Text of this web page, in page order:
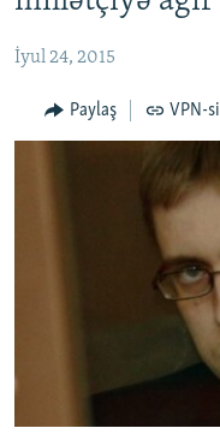
qayıt
Axtarışa
keç
#ƏSLINDƏ
FƏRQƏ BAX
QANUNI DOĞRU
AZƏRBAYCAN ƏDƏBIYYATI
İSLAM VƏ DEMOKRATIYA
PEŞƏ ETIKASI VƏ
İyul 24, 2015
Paylaş VPN-